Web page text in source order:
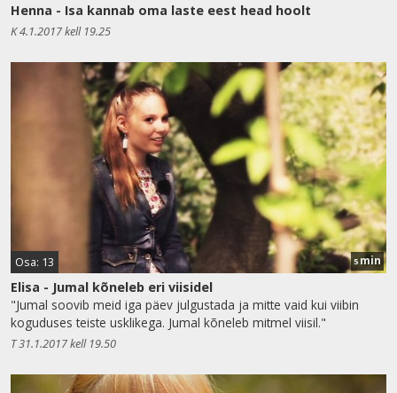
Henna - Isa kannab oma laste eest head hoolt
K 4.1.2017 kell 19.25
Osa: 13 5 min
Elisa - Jumal kõneleb eri viisidel
"Jumal soovib meid iga päev julgustada ja mitte vaid kui viibin
koguduses teiste usklikega. Jumal kõneleb mitmel viisil."
T 31.1.2017 kell 19.50